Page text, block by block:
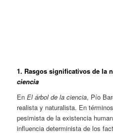
1. Rasgos significativos de la
ciencia
EnEl árbol de la ciencia, Pío
realista y naturalista. En
pesimista de la existencia
influencia determinista de los